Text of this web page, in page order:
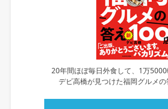
20年間ほぼ毎日外食して、1万
デビ高橋が見つけた福岡グルメ